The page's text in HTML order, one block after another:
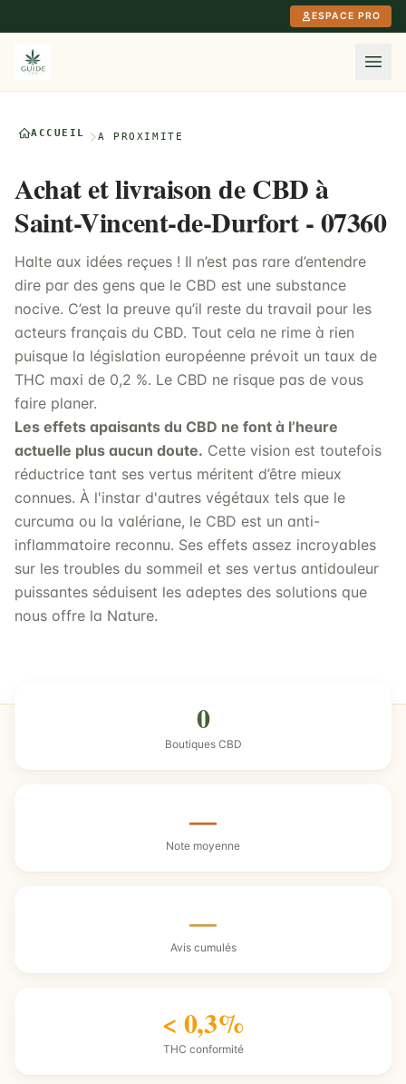
ESPACE PRO
ACCUEIL À PROXIMITÉ
Achat et livraison de CBD à
Saint-Vincent-de-Durfort - 07360
Halte aux idées reçues ! Il n’est pas rare d’entendre
dire par des gens que le CBD est une substance
nocive. C’est la preuve qu’il reste du travail pour les
acteurs français du CBD. Tout cela ne rime à rien
puisque la législation européenne prévoit un taux de
THC maxi de 0,2 %. Le CBD ne risque pas de vous
faire planer.
Les effets apaisants du CBD ne font à l’heure
actuelle plus aucun doute. Cette vision est toutefois
réductrice tant ses vertus méritent d’être mieux
connues. À l'instar d'autres végétaux tels que le
curcuma ou la valériane, le CBD est un anti-
inflammatoire reconnu. Ses effets assez incroyables
sur les troubles du sommeil et ses vertus antidouleur
puissantes séduisent les adeptes des solutions que
nous offre la Nature.
0
Boutiques CBD
—
Note moyenne
—
Avis cumulés
< 0,3%
THC conformité